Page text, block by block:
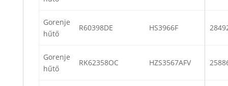
Gorenje
hűtő
R60398DE HS3966F
Gorenje
hűtő
RK62358OC HZS3567AFV